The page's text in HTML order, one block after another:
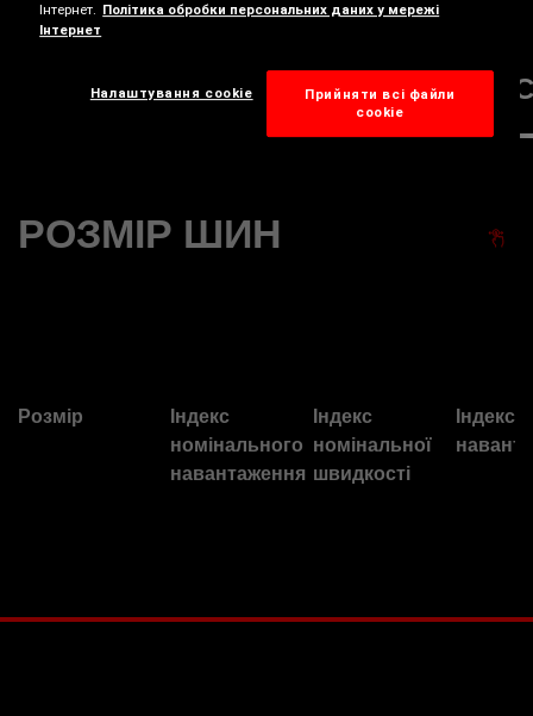
РОЗМІРИ ТА ТЕХНІЧНІ
РОЗМІР ШИН
Розмір
Індекс
номінального
навантаження
Індекс
номінальної
швидкості
Індекс
Інтернет. Політика обробки персональних даних у мережі
Інтернет
Налаштування cookie
Прийняти всі файли
сookie